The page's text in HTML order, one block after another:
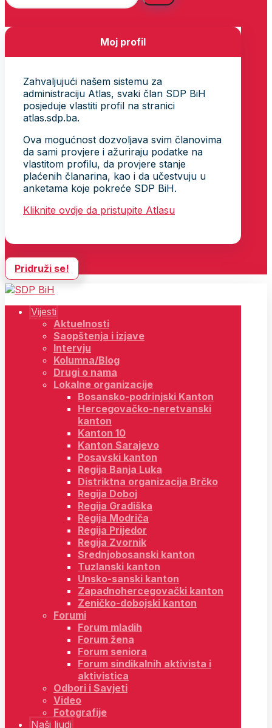
Moj profil
Zahvaljujući našem sistemu za
administraciju Atlas, svaki član SDP BiH
posjeduje vlastiti profil na stranici
atlas.sdp.ba.
Ova mogućnost dozvoljava svim članovima
da sami provjere i ažuriraju podatke na
vlastitom profilu, da provjere stanje
plaćenih članarina, kao i da učestvuju u
anketama koje pokreće SDP BiH.
Kliknite ovdje da pristupite Atlasu
Pridruži se!
Vijesti
Aktuelnosti
Saopštenja i izjave
Intervju
Kolumna/Blog
Drugi o nama
Lokalne organizacije
Bosansko-podrinjski Kanton
Hercegovačko-neretvanski
kanton
Kanton 10
Kanton Sarajevo
Posavski kanton
Regija Banja Luka
Distriktna organizacija Brčko
Regija Doboj
Regija Gradiška
Regija Modriča
Regija Prijedor
Regija Zvornik
Srednjobosanski kanton
Tuzlanski kanton
Unsko-sanski kanton
Zapadnohercegovački kanton
Zeničko-dobojski kanton
Forumi
Forum mladih
Forum žena
Forum seniora
Forum sindikalnih aktivista i
aktivistica
Odbori i Savjeti
Video
Fotografije
Naši ljudi